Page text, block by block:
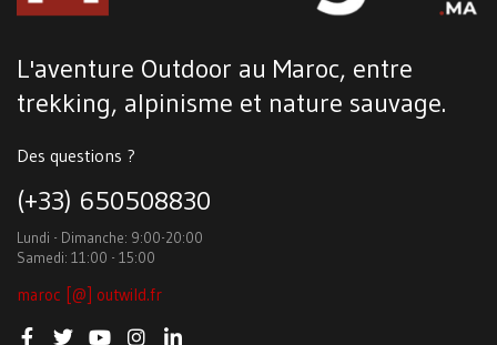
L'aventure Outdoor au Maroc, entre
trekking, alpinisme et nature sauvage.
Des questions ?
(+33) 650508830
Lundi - Dimanche: 9:00-20:00
Samedi: 11:00 - 15:00
maroc [@] outwild.fr